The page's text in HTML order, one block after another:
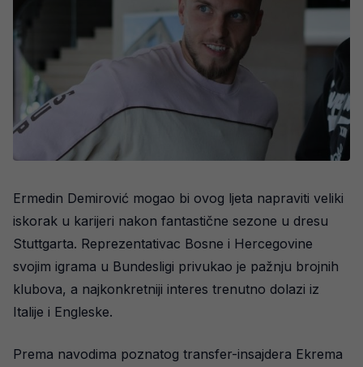
Ermedin Demirović mogao bi ovog ljeta napraviti veliki
iskorak u karijeri nakon fantastične sezone u dresu
Stuttgarta. Reprezentativac Bosne i Hercegovine
svojim igrama u Bundesligi privukao je pažnju brojnih
klubova, a najkonkretniji interes trenutno dolazi iz
Italije i Engleske.
Prema navodima poznatog transfer-insajdera Ekrema